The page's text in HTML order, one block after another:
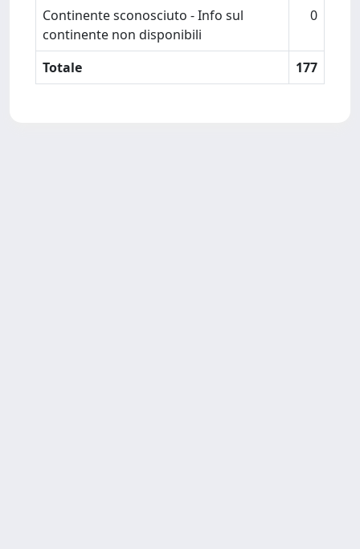
Continente sconosciuto - Info sul
continente non disponibili
0
Totale 177